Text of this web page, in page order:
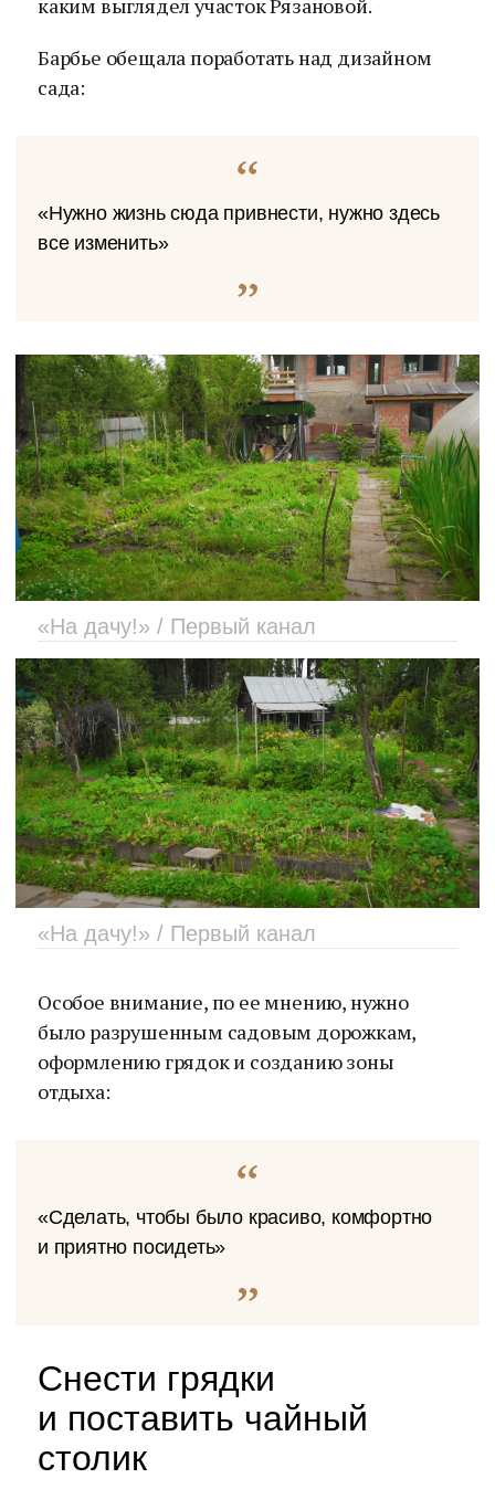
каким выглядел участок Рязановой.
Барбье обещала поработать над дизайном
сада:
«Нужно жизнь сюда привнести, нужно здесь
все изменить»
«На дачу!» / Первый канал
«На дачу!» / Первый канал
Особое внимание, по ее мнению, нужно
было разрушенным садовым дорожкам,
оформлению грядок и созданию зоны
отдыха:
«Сделать, чтобы было красиво, комфортно
и приятно посидеть»
Снести грядки
и поставить чайный
столик